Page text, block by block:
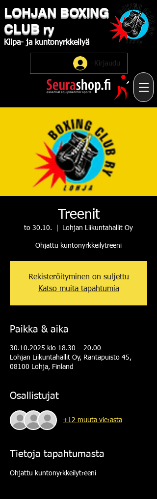
LOHJAN ​BOXING
CLUB ry
Kilpa- ja kuntonyrkkeilyä
Kirjaudu
Treenit
to 30.10. Lohjan Liikuntahallit Oy
Ohjattu kuntonyrkkeilytreeni
Rekisteröityminen on suljettu
Katso muita tapahtumia
Paikka & aika
30.10.2025 klo 18.30 – 20.00
Lohjan Liikuntahallit Oy, Rantapuisto 45,
08100 Lohja, Finland
Osallistujat
+12 muuta vierasta
Tietoja tapahtumasta
Ohjattu kuntonyrkkeilytreeni